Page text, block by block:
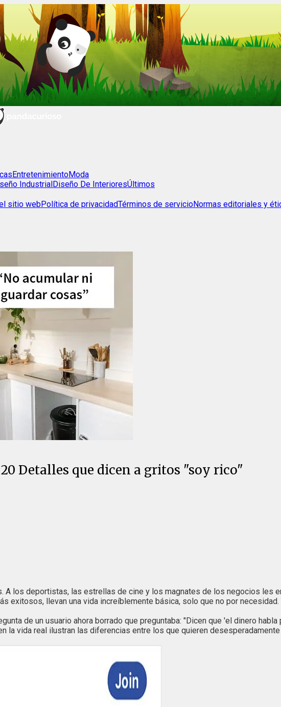
EntretenimientoModa
IndustrialDiseño De InterioresÚltimos
sitio webPolítica de privacidadTérminos de servicioNormas editoriales y
Detalles que dicen a gritos "soy rico"
los deportistas, las estrellas de cine y los magnates de los negocios les
exitosos, llevan una vida increíblemente básica, solo que no por
de un usuario ahora borrado que preguntaba: "Dicen que 'el dinero
la vida real ilustran las diferencias entre los que quieren